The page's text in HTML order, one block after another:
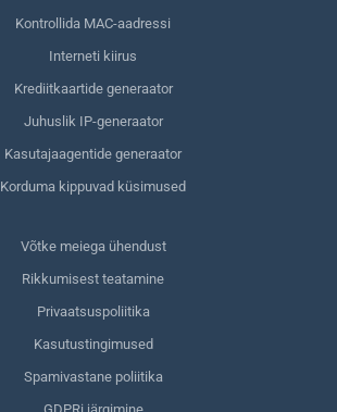
Kontrollida MAC-aadressi
Interneti kiirus
Krediitkaartide generaator
Juhuslik IP-generaator
Kasutajaagentide generaator
Korduma kippuvad küsimused
Võtke meiega ühendust
Rikkumisest teatamine
Privaatsuspoliitika
Kasutustingimused
Spamivastane poliitika